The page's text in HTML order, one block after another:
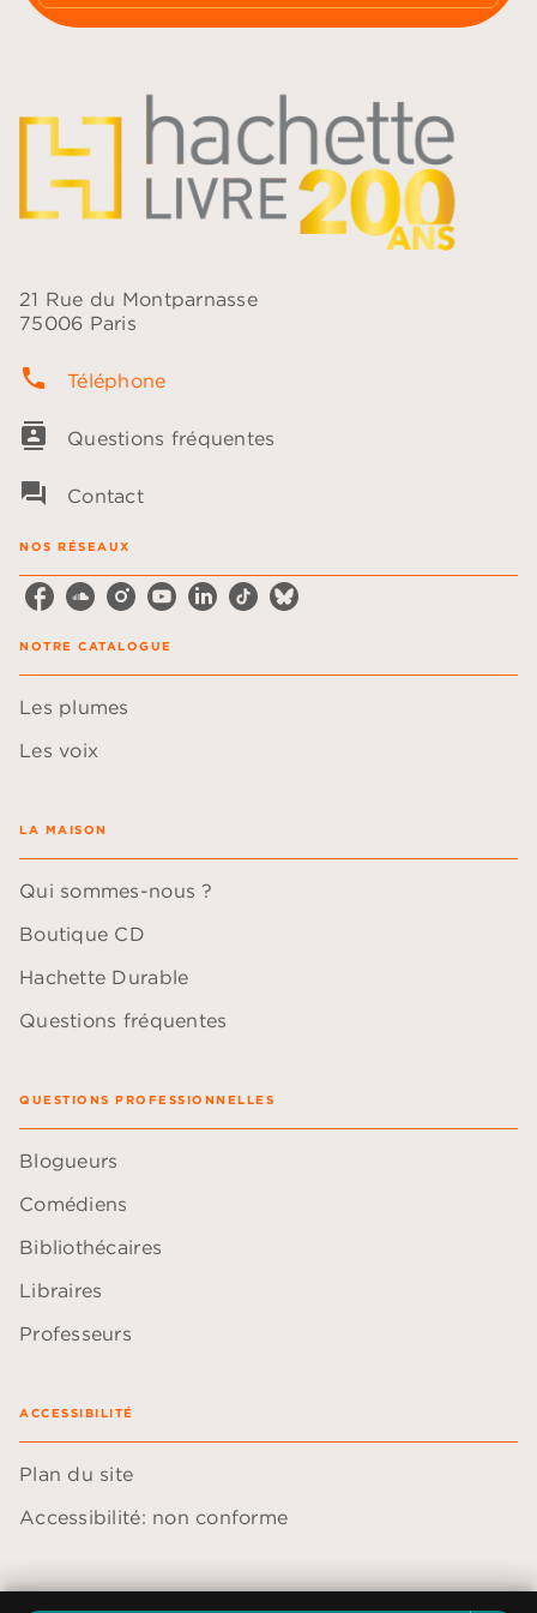
21 Rue du Montparnasse
75006 Paris
phone Téléphone
contacts Questions fréquentes
question_answer Contact
NOS RÉSEAUX
NOTRE CATALOGUE
Les plumes
Les voix
LA MAISON
Qui sommes-nous ?
Boutique CD
Hachette Durable
Questions fréquentes
QUESTIONS PROFESSIONNELLES
Blogueurs
Comédiens
Bibliothécaires
Libraires
Professeurs
ACCESSIBILITÉ
Plan du site
Accessibilité: non conforme